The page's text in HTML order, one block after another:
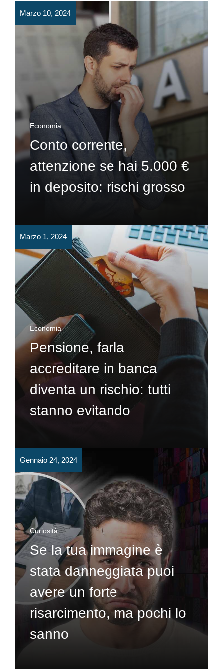
Marzo 10, 2024
Economia
Conto corrente,
attenzione se hai 5.000 €
in deposito: rischi grosso
Marzo 1, 2024
Economia
Pensione, farla
accreditare in banca
diventa un rischio: tutti
stanno evitando
Gennaio 24, 2024
Curiosità
Se la tua immagine è
stata danneggiata puoi
avere un forte
risarcimento, ma pochi lo
sanno